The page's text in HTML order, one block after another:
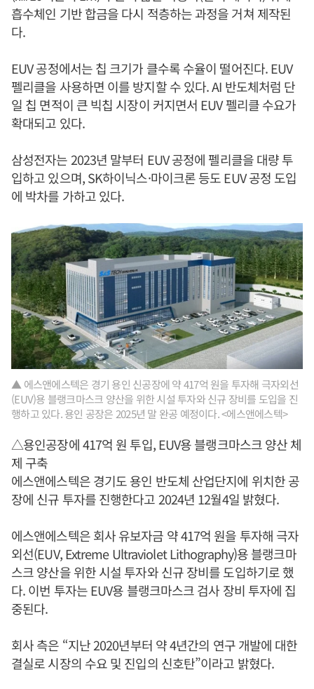
흡수체인 기반 합금을 다시 적층하는 과정을 거쳐 제작된
다.
EUV 공정에서는 칩 크기가 클수록 수율이 떨어진다. EUV
펠리클을 사용하면 이를 방지할 수 있다. AI 반도체처럼 단
일 칩 면적이 큰 빅칩 시장이 커지면서 EUV 펠리클 수요가
확대되고 있다.
삼성전자는 2023년 말부터 EUV 공정에 펠리클을 대량 투
입하고 있으며, SK하이닉스·마이크론 등도 EUV 공정 도입
에 박차를 가하고 있다.
▲ 에스앤에스텍은 경기 용인 신공장에 약 417억 원을 투자해 극자외선
(EUV)용 블랭크마스크 양산을 위한 시설 투자와 신규 장비를 도입을 진
행하고 있다. 용인 공장은 2025년 말 완공 예정이다. <에스앤에스텍>
△용인공장에 417억 원 투입, EUV용 블랭크마스크 양산 체
제 구축
에스앤에스텍은 경기도 용인 반도체 산업단지에 위치한 공
장에 신규 투자를 진행한다고 2024년 12월4일 밝혔다.
에스앤에스텍은 회사 유보자금 약 417억 원을 투자해 극자
외선(EUV, Extreme Ultraviolet Lithography)용 블랭크마
스크 양산을 위한 시설 투자와 신규 장비를 도입하기로 했
다. 이번 투자는 EUV용 블랭크마스크 검사 장비 투자에 집
중된다.
회사 측은 “지난 2020년부터 약 4년간의 연구 개발에 대한
결실로 시장의 수요 및 진입의 신호탄”이라고 밝혔다.